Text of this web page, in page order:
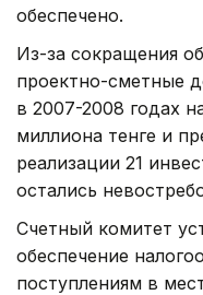
обеспечено.
Из-за сокращения
проектно-сметные
в 2007-2008 годах
миллиона тенге и
реализации 21
остались
Счетный комитет
обеспечение
поступлениям в